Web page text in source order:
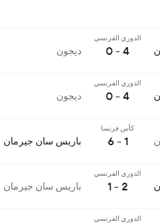
الدوري الفرنسي
4 - 0 ديجون
الدوري الفرنسي
4 - 0 ديجون
كأس فرنسا
1 - 6 باريس سان جيرمان
الدوري الفرنسي
2 - 1 باريس سان جيرمان
الدوري الفرنسي